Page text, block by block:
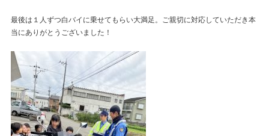
最後は１人ずつ白バイに乗せてもらい大満足。ご親切に対応していただき本
当にありがとうございました！